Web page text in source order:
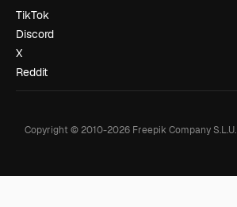
TikTok
Discord
X
Reddit
Copyright © 2010-2026 Freepik Company S.L.U.